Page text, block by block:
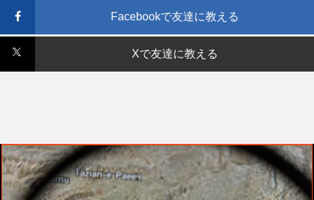
Facebookで友達に教える
Xで友達に教える